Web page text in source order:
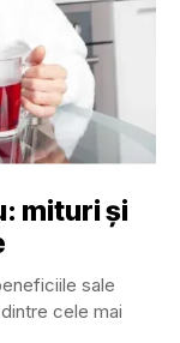
mituri și
sale
cele mai